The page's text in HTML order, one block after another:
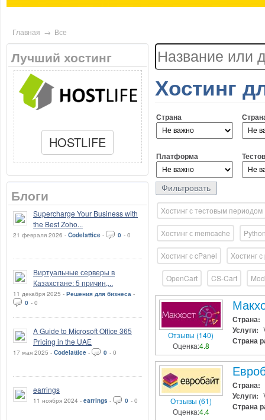
Главная → Все
Лучший хостинг
HOSTLIFE
Блоги
Supercharge Your Business with
the Best Zoho...
21 февраля 2026 - Codelattice - 0 - 0
Виртуальные серверы в
Казахстане: 5 причин,...
11 декабря 2025 - Решения для бизнеса -
0 - 0
A Guide to Microsoft Office 365
Pricing in the UAE
17 мая 2025 - Codelattice - 0 - 0
earrings
11 ноября 2024 - earrings - 0 - 0
Хостинг
Страна
Платформа
Хостинг с тестовым периодом
Хостинг с memcache
Хостинг с cPanel Хостинг
OpenCart CS-Cart
Отзывы (140)
Оценка:4.8
Страна:
Услуги:
Страна
Отзывы (61)
Оценка:4.4
Страна:
Услуги:
Страна